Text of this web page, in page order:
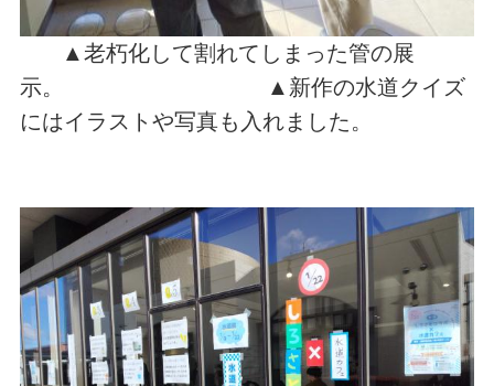
▲老朽化して割れてしまった管の展
示。 ▲新作の水道クイズ
にはイラストや写真も入れました。